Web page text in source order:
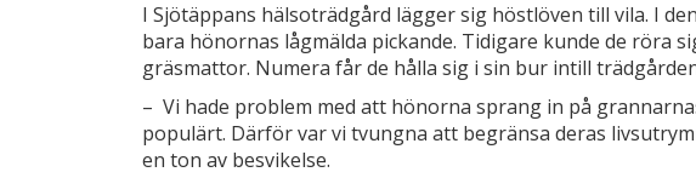
I Sjötäppans hälsoträdgård lägger sig höstlöven till vila. I
bara hönornas lågmälda pickande. Tidigare kunde de röra
gräsmattor. Numera får de hålla sig i sin bur intill
– Vi hade problem med att hönorna sprang in på
populärt. Därför var vi tvungna att begränsa deras
en ton av besvikelse.